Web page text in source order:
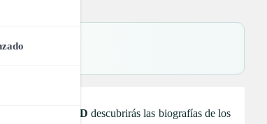
Webipedia HD descubrirás las biografías de los